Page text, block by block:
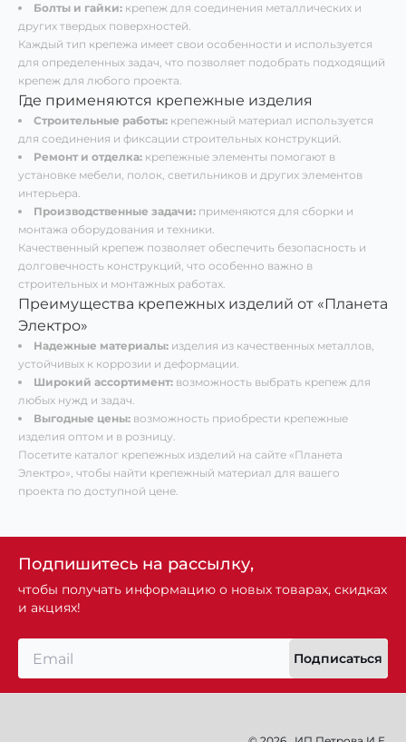
Болты и гайки: крепеж для соединения металлических и
других твердых поверхностей.
Каждый тип крепежа имеет свои особенности и используется
для определенных задач, что позволяет подобрать подходящий
крепеж для любого проекта.
Где применяются крепежные изделия
Строительные работы: крепежный материал используется
для соединения и фиксации строительных конструкций.
Ремонт и отделка: крепежные элементы помогают в
установке мебели, полок, светильников и других элементов
интерьера.
Производственные задачи: применяются для сборки и
монтажа оборудования и техники.
Качественный крепеж позволяет обеспечить безопасность и
долговечность конструкций, что особенно важно в
строительных и монтажных работах.
Преимущества крепежных изделий от «Планета
Электро»
Надежные материалы: изделия из качественных металлов,
устойчивых к коррозии и деформации.
Широкий ассортимент: возможность выбрать крепеж для
любых нужд и задач.
Выгодные цены: возможность приобрести крепежные
изделия оптом и в розницу.
Посетите каталог крепежных изделий на сайте «Планета
Электро», чтобы найти крепежный материал для вашего
проекта по доступной цене.
Подпишитесь на рассылку,
чтобы получать информацию о новых товарах, скидках
и акциях!
Подписаться